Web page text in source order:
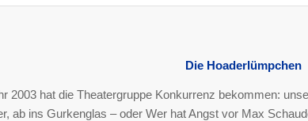
Die Hoaderlümpchen
2003 hat die Theatergruppe Konkurrenz bekommen:
ab ins Gurkenglas – oder Wer hat Angst vor Max